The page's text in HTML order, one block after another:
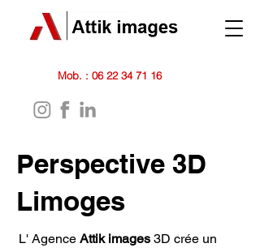
Mob. : 06 22 34 71 16
Perspective 3D
Limoges
L' Agence Attik images 3D crée un